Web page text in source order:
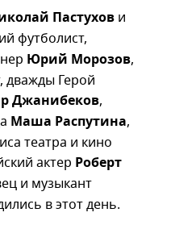
Пастухов и
футболист,
Юрий Морозов,
дважды Герой
Джанибеков,
Маша Распутина,
театра и кино
актер Роберт
и музыкант
в этот день.